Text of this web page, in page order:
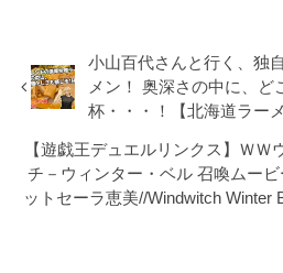
小山百代さんと行く、独
メン！ 奥深さの中に、ど
杯・・・！【北海道ラー
【遊戯王デュエルリンクス】ＷＷ
チ－ウィンター・ベル 召喚ムー
ットセーラ恵美//Windwitch Winter